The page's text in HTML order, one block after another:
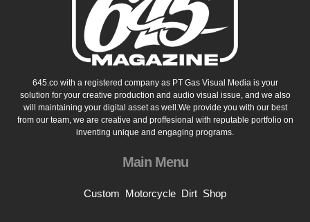
645.co with a registered company as PT Gas Visual Media is your
solution for your creative production and audio visual issue, and we also
will maintaining your digital asset as well.We provide you with our best
from our team, we are creative and proffesional with reputable portfolio on
inventing unique and engaging programs.
Main Menu
Custom Motorcycle Dirt Shop